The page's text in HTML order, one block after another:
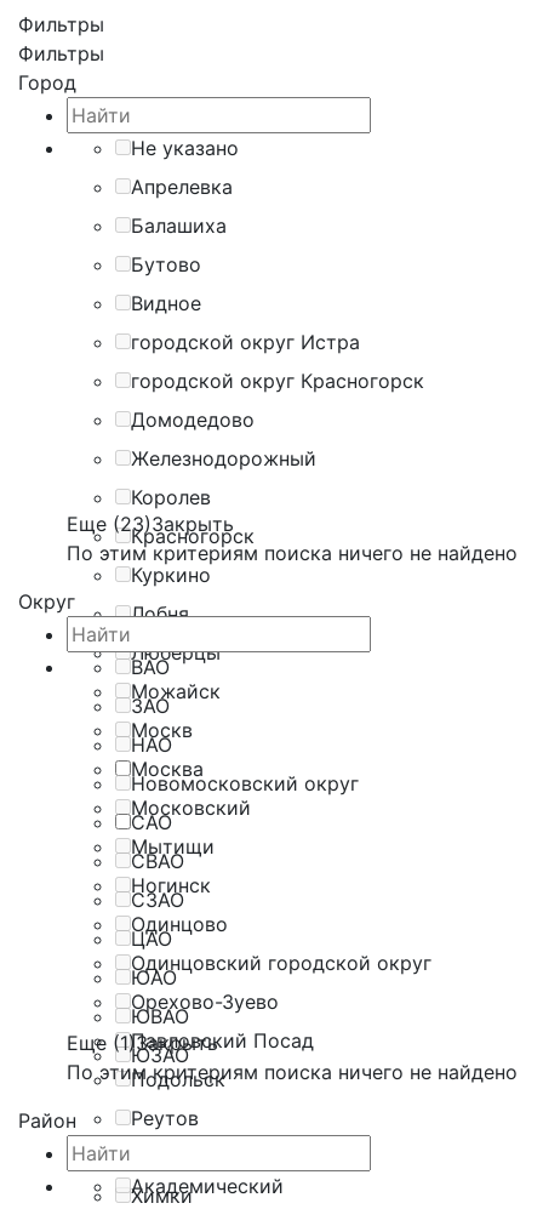
Фильтры
Фильтры
Город
Не указано
Апрелевка
Балашиха
Бутово
Видное
городской округ Истра
городской округ Красногорск
Домодедово
Железнодорожный
Королев
Красногорск
Куркино
Лобня
Люберцы
Можайск
Москв
Москва
Московский
Мытищи
Ногинск
Одинцово
Одинцовский городской округ
Орехово-Зуево
Павловский Посад
Подольск
Реутов
Химки
Еще (23)Закрыть
По этим критериям поиска ничего не найдено
Округ
ВАО
ЗАО
НАО
Новомосковский округ
САО
СВАО
СЗАО
ЦАО
ЮАО
ЮВАО
ЮЗАО
Еще (1)Закрыть
По этим критериям поиска ничего не найдено
Район
Академический